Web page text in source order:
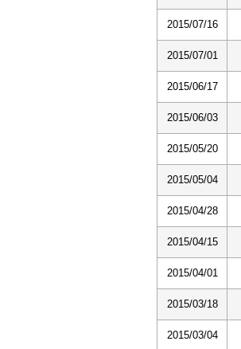
2015/07/16
2015/07/01
2015/06/17
2015/06/03
2015/05/20
2015/05/04
2015/04/28
2015/04/15
2015/04/01
2015/03/18
2015/03/04